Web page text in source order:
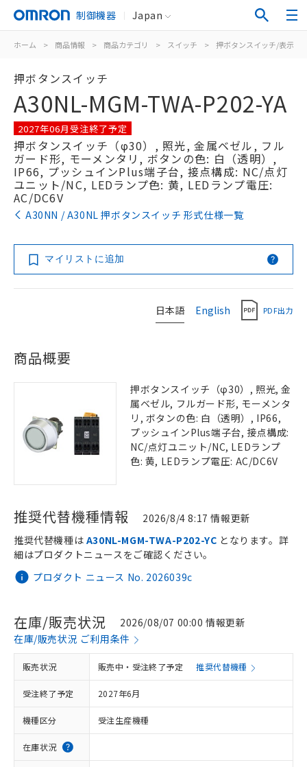
制御機器 Japan
ホーム > 商品情報 > 商品カテゴリ > スイッチ > 押ボタンスイッチ/表示灯
押ボタンスイッチ
A30NL-MGM-TWA-P202-YA
2027年06月受注終了予定
押ボタンスイッチ（φ30）, 照光, 金属ベゼル, フル
ガード形, モーメンタリ, ボタンの色: 白（透明）,
IP66, プッシュインPlus端子台, 接点構成: NC/点灯
ユニット/NC, LEDランプ色: 黄, LEDランプ電圧:
AC/DC6V
A30NN / A30NL 押ボタンスイッチ 形式仕様一覧
マイリストに追加
日本語 English PDF出力
商品概要
押ボタンスイッチ（φ30）, 照光, 金
属ベゼル, フルガード形, モーメンタ
リ, ボタンの色: 白（透明）, IP66,
プッシュインPlus端子台, 接点構成:
NC/点灯ユニット/NC, LEDランプ
色: 黄, LEDランプ電圧: AC/DC6V
推奨代替機種情報 2026/8/4 8:17 情報更新
プロダクト ニュース No. 2026039c
推奨代替機種は A30NL-MGM-TWA-P202-YC となります。詳
細はプロダクトニュースをご確認ください。
在庫/販売状況
2026/08/07 00:00 情報更新
在庫/販売状況 ご利用条件
販売状況 販売中・受注終了予定 推奨代替機種
受注終了予定 2027年6月
機種区分 受注生産機種
在庫状況